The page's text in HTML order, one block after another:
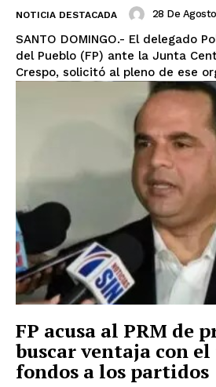
NOTICIA DESTACADA 28 De
SANTO DOMINGO.- El delegado
del Pueblo (FP) ante la Junta
Crespo, solicitó al pleno de ese
FP acusa al PRM de
buscar ventaja con
fondos a los partidos